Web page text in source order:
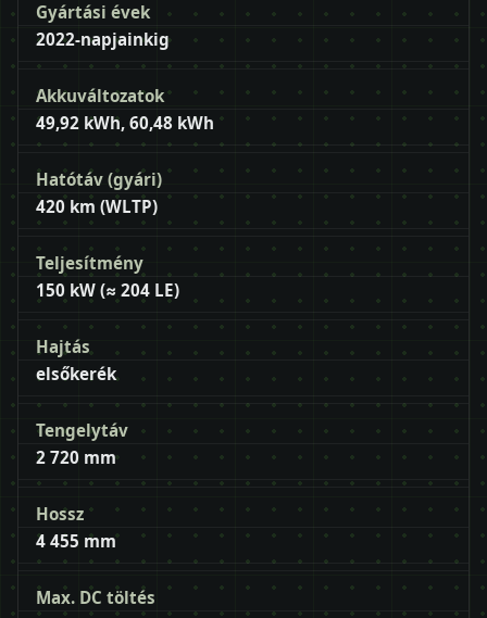
Gyártási évek
2022-napjainkig
Akkuváltozatok
49,92 kWh, 60,48 kWh
Hatótáv (gyári)
420 km (WLTP)
Teljesítmény
150 kW (≈ 204 LE)
Hajtás
elsőkerék
Tengelytáv
2 720 mm
Hossz
4 455 mm
Max. DC töltés